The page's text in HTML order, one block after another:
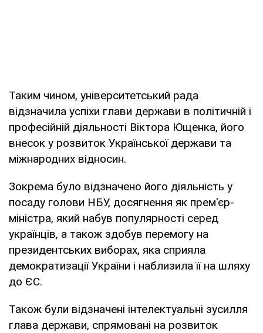
Таким чином, університетський рада
відзначила успіхи глави держави в політичній і
професійній діяльності Віктора Ющенка, його
внесок у розвиток Української держави та
міжнародних відносин.
Зокрема було відзначено його діяльність у
посаду голови НБУ, досягнення як прем'єр-
міністра, який набув популярності серед
українців, а також здобув перемогу на
президентських виборах, яка сприяла
демократизації України і наблизила її на шляху
до ЄС.
Також були відзначені інтелектуальні зусилля
глава держави, спрямовані на розвиток